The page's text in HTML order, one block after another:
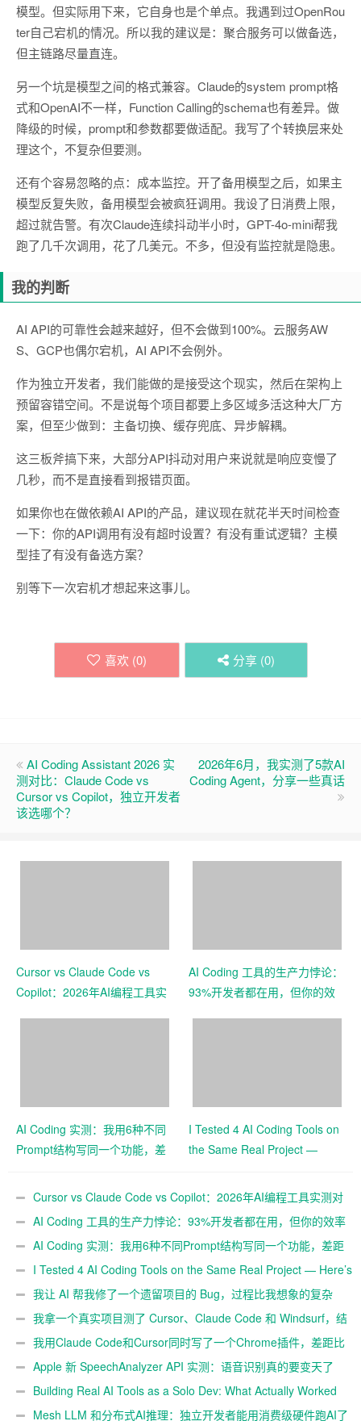
模型。但实际用下来，它自身也是个单点。我遇到过OpenRou
ter自己宕机的情况。所以我的建议是：聚合服务可以做备选，
但主链路尽量直连。
另一个坑是模型之间的格式兼容。Claude的system prompt格
式和OpenAI不一样，Function Calling的schema也有差异。做
降级的时候，prompt和参数都要做适配。我写了个转换层来处
理这个，不复杂但要测。
还有个容易忽略的点：成本监控。开了备用模型之后，如果主
模型反复失败，备用模型会被疯狂调用。我设了日消费上限，
超过就告警。有次Claude连续抖动半小时，GPT-4o-mini帮我
跑了几千次调用，花了几美元。不多，但没有监控就是隐患。
我的判断
AI API的可靠性会越来越好，但不会做到100%。云服务AW
S、GCP也偶尔宕机，AI API不会例外。
作为独立开发者，我们能做的是接受这个现实，然后在架构上
预留容错空间。不是说每个项目都要上多区域多活这种大厂方
案，但至少做到：主备切换、缓存兜底、异步解耦。
这三板斧搞下来，大部分API抖动对用户来说就是响应变慢了
几秒，而不是直接看到报错页面。
如果你也在做依赖AI API的产品，建议现在就花半天时间检查
一下：你的API调用有没有超时设置？有没有重试逻辑？主模
型挂了有没有备选方案？
别等下一次宕机才想起来这事儿。
喜欢 (0) 分享 (0)
AI Coding Assistant 2026 实
测对比：Claude Code vs
Cursor vs Copilot，独立开发者
该选哪个？
2026年6月，我实测了5款AI
Coding Agent，分享一些真话
Cursor vs Claude Code vs
Copilot：2026年AI编程工具实
AI Coding 工具的生产力悖论：
93%开发者都在用，但你的效
AI Coding 实测：我用6种不同
Prompt结构写同一个功能，差
I Tested 4 AI Coding Tools on
the Same Real Project —
and Right
Cursor vs Claude Code vs Copilot：2026年AI编程工具实测对
比 AI Coding 工具的生产力悖论：93%开发者都在用，但你的效率
真的提升了吗？
AI Coding 实测：我用6种不同Prompt结构写同一个功能，差距
有多大I Tested 4 AI Coding Tools on the Same Real Project — Here’s
What Each Got Wrong and Right
我让 AI 帮我修了一个遗留项目的 Bug，过程比我想象的复杂
我拿一个真实项目测了 Cursor、Claude Code 和 Windsurf，结
果有点意外
我用Claude Code和Cursor同时写了一个Chrome插件，差距比
想象中大
Apple 新 SpeechAnalyzer API 实测：语音识别真的要变天了
吗 Building Real AI Tools as a Solo Dev: What Actually Worked
for Me in 2026
Mesh LLM 和分布式AI推理：独立开发者能用消费级硬件跑AI了